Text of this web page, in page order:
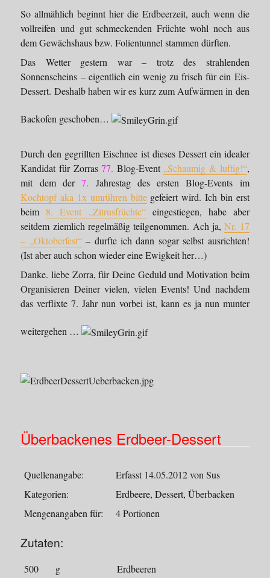
So allmählich beginnt hier die Erdbeerzeit, auch wenn die
vollreifen und gut schmeckenden Früchte wohl noch aus
dem Gewächshaus bzw. Folientunnel stammen dürften.
Das Wetter gestern war – trotz des strahlenden
Sonnenscheins – eigentlich ein wenig zu frisch für ein Eis-
Dessert. Deshalb haben wir es kurz zum Aufwärmen in den
Backofen geschoben…
Durch den gegrillten Eischnee ist dieses Dessert ein idealer
Kandidat für Zorras77. Blog-Event „Schaumig & luftig!“,
mit dem der7. Jahrestag des ersten Blog-Events im
Kochtopf aka 1x umrühren bittegefeiert wird. Ich bin erst
beim 8. Event „Zitrusfrüchte“eingestiegen, habe aber
seitdem ziemlich regelmäßig teilgenommen. Ach ja,Nr. 17
– „Oktoberfest“– durfte ich dann sogar selbst ausrichten!
(Ist aber auch schon wieder eine Ewigkeit her…)
Danke. liebe Zorra, für Deine Geduld und Motivation beim
Organisieren Deiner vielen, vielen Events! Und nachdem
das verflixte 7. Jahr nun vorbei ist, kann es ja nun munter
weitergehen …
Überbackenes Erdbeer-Dessert
Quellenangabe:
Erfasst 14.05.2012 von Sus
Kategorien:
Erdbeere, Dessert, Überbacken
Mengenangaben für:
4 Portionen
Zutaten:
500 g
Erdbeeren